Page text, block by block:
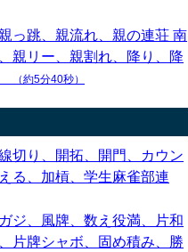
っ跳、親流れ、親の連荘 南
親リー、親割れ、降り、降
（約5分40秒）
切り、開拓、開門、カウン
る、加槓、学生麻雀部連
ジ、風牌、数え役満、片和
片牌シャボ、固め積み、勝